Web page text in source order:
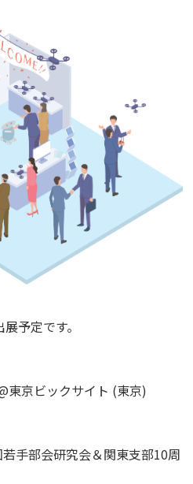
予定です。
京ビックサイト (東京)
手部会研究会＆関東支部10周